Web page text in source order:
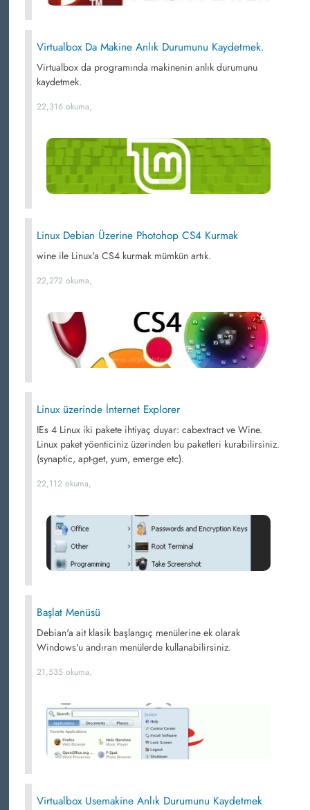
Virtualbox Da Makine Anlık Durumunu Kaydetmek.
Virtualbox da programında makinenin anlık durumunu
kaydetmek.
22,316 okuma,
Linux Debian Üzerine Photohop CS4 Kurmak
wine ile Linux'a CS4 kurmak mümkün artık.
22,272 okuma,
Linux üzerinde İnternet Explorer
IEs 4 Linux iki pakete ihtiyaç duyar: cabextract ve Wine.
Linux paket yöenticiniz üzerinden bu paketleri kurabilirsiniz.
(synaptic, apt-get, yum, emerge etc).
22,112 okuma,
Başlat Menüsü
Debian'a ait klasik başlangıç menülerine ek olarak
Windows'u andıran menülerde kullanabilirsiniz.
21,535 okuma,
Virtualbox Usemakine Anlık Durumunu Kaydetmek